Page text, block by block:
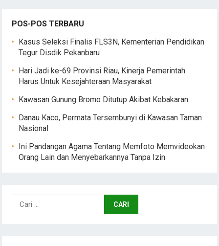
POS-POS TERBARU
Kasus Seleksi Finalis FLS3N, Kementerian Pendidikan
Tegur Disdik Pekanbaru
Hari Jadi ke-69 Provinsi Riau, Kinerja Pemerintah
Harus Untuk Kesejahteraan Masyarakat
Kawasan Gunung Bromo Ditutup Akibat Kebakaran
Danau Kaco, Permata Tersembunyi di Kawasan Taman
Nasional
Ini Pandangan Agama Tentang Memfoto Memvideokan
Orang Lain dan Menyebarkannya Tanpa Izin
Cari
untuk: